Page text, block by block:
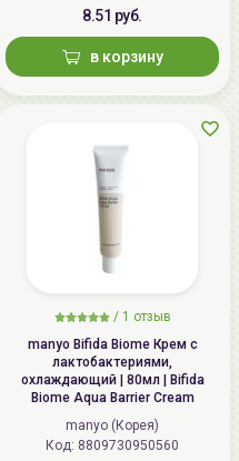
8.51 руб.
в корзину
/ 1 отзыв
manyo Bifida Biome Крем с
лактобактериями,
охлаждающий | 80мл | Bifida
Biome Aqua Barrier Cream
manyo (Корея)
Код: 8809730950560